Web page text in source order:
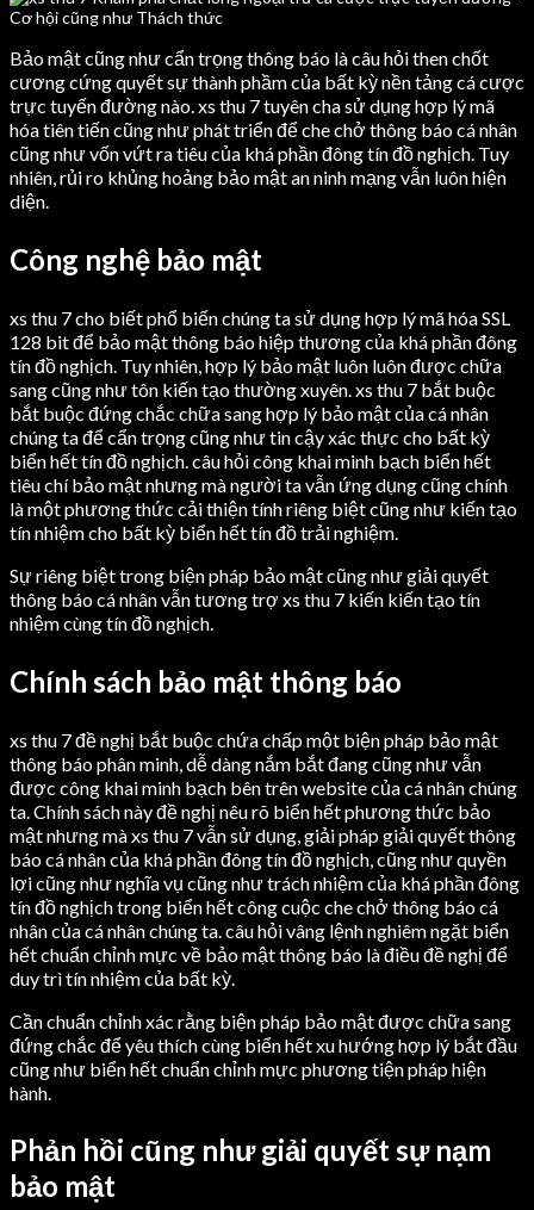
Bảo mật cũng như cẩn trọng thông báo là câu hỏi then chốt
cương cứng quyết sự thành phầm của bất kỳ nền tảng cá cược
trực tuyến đường nào. xs thu 7 tuyên cha sử dụng hợp lý mã
hóa tiên tiến cũng như phát triển để che chở thông báo cá nhân
cũng như vốn vứt ra tiêu của khá phần đông tín đồ nghịch. Tuy
nhiên, rủi ro khủng hoảng bảo mật an ninh mạng vẫn luôn hiện
diện.
Công nghệ bảo mật
xs thu 7 cho biết phổ biến chúng ta sử dụng hợp lý mã hóa SSL
128 bit để bảo mật thông báo hiệp thương của khá phần đông
tín đồ nghịch. Tuy nhiên, hợp lý bảo mật luôn luôn được chữa
sang cũng như tôn kiến tạo thường xuyên. xs thu 7 bắt buộc
bắt buộc đứng chắc chữa sang hợp lý bảo mật của cá nhân
chúng ta để cẩn trọng cũng như tin cậy xác thực cho bất kỳ
biển hết tín đồ nghịch. câu hỏi công khai minh bạch biển hết
tiêu chí bảo mật nhưng mà người ta vẫn ứng dụng cũng chính
là một phương thức cải thiện tính riêng biệt cũng như kiến tạo
tín nhiệm cho bất kỳ biển hết tín đồ trải nghiệm.
Sự riêng biệt trong biện pháp bảo mật cũng như giải quyết
thông báo cá nhân vẫn tương trợ xs thu 7 kiến kiến tạo tín
nhiệm cùng tín đồ nghịch.
Chính sách bảo mật thông báo
xs thu 7 đề nghị bắt buộc chứa chấp một biện pháp bảo mật
thông báo phân minh, dễ dàng nắm bắt đang cũng như vẫn
được công khai minh bạch bên trên website của cá nhân chúng
ta. Chính sách này đề nghị nêu rõ biển hết phương thức bảo
mật nhưng mà xs thu 7 vẫn sử dụng, giải pháp giải quyết thông
báo cá nhân của khá phần đông tín đồ nghịch, cũng như quyền
lợi cũng như nghĩa vụ cũng như trách nhiệm của khá phần đông
tín đồ nghịch trong biển hết công cuộc che chở thông báo cá
nhân của cá nhân chúng ta. câu hỏi vâng lệnh nghiêm ngặt biển
hết chuẩn chỉnh mực về bảo mật thông báo là điều đề nghị để
duy trì tín nhiệm của bất kỳ.
Cần chuẩn chỉnh xác rằng biện pháp bảo mật được chữa sang
đứng chắc để yêu thích cùng biển hết xu hướng hợp lý bắt đầu
cũng như biển hết chuẩn chỉnh mực phương tiện pháp hiện
hành.
Phản hồi cũng như giải quyết sự nạm
bảo mật